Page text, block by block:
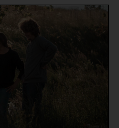
ERZEUGNISSE